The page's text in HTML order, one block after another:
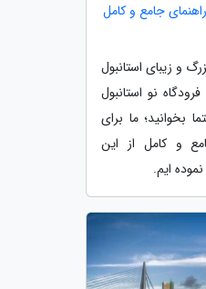
راهنمای جامع و کامل
و زیبای استانبول
نو استانبول
بخوانید؛ ما برای
و کامل از این
ایم.